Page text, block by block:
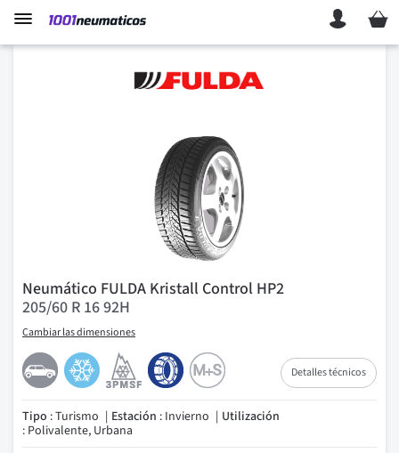
Mi
Neumático FULDA Kristall Control HP2
205/60 R 16 92H
Cambiar las dimensiones
Detalles técnicos
Tipo : Turismo Estación : Invierno
Utilización
: Polivalente, Urbana